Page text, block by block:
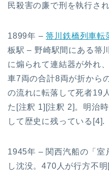
民殺害の廉で刑を執行され
1899年 –箒川鉄橋列車転
板駅 – 野崎駅間にある箒
に煽られて連結器が外れ
車7両の合計8両が折から
の流れに転落して死者19
た[注釈 1][注釈 2]。明治
して歴史に残っている[4].
1945年 – 関西汽船の「室
し沈没。470人が行方不明